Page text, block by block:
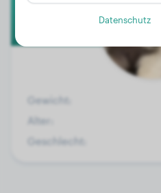
Gewicht:
Alter:
Geschlecht:
Datenschutz